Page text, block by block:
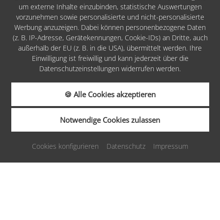
um externe Inhalte einzubinden, statistische Auswertungen
vorzunehmen sowie personalisierte und nicht-personalisierte
Werbung anzuzeigen. Dabei können personenbezogene Daten
(z. B. IP-Adresse, Gerätekennungen, Cookie-IDs) an Dritte, auch
außerhalb der EU (z. B. in die USA), übermittelt werden. Ihre
Einwilligung ist freiwillig und kann jederzeit über die
Datenschutzeinstellungen widerrufen werden.
🍪 Alle Cookies akzeptieren
Notwendige Cookies zulassen
Cookies konfigurieren Datenschutz Impressum
ANFRAGEN BUCHEN
GUTSCHEINE KARRIERE
Impressum
Datenschutz
Cookies
Barrierefreiheit
Infos
made by